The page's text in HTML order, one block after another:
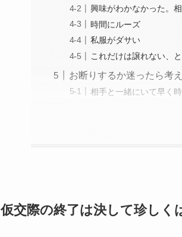
興味がわかなかった。
時間にルーズ
私服がダサい
これだけは譲れない、
お断りするか迷ったら考
相手と一緒にいて早く
仮交際の終了は決して珍しく